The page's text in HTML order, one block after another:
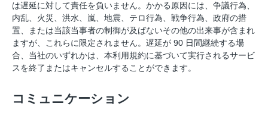
は遅延に対して責任を負いません。かかる原因には、争議行為、
内乱、火災、洪水、嵐、地震、テロ行為、戦争行為、政府の措
置、または当該当事者の制御が及ばないその他の出来事が含まれ
ますが、これらに限定されません。遅延が 90 日間継続する場
合、当社のいずれかは、本利用規約に基づいて実行されるサービ
スを終了またはキャンセルすることができます。
コミュニケーション